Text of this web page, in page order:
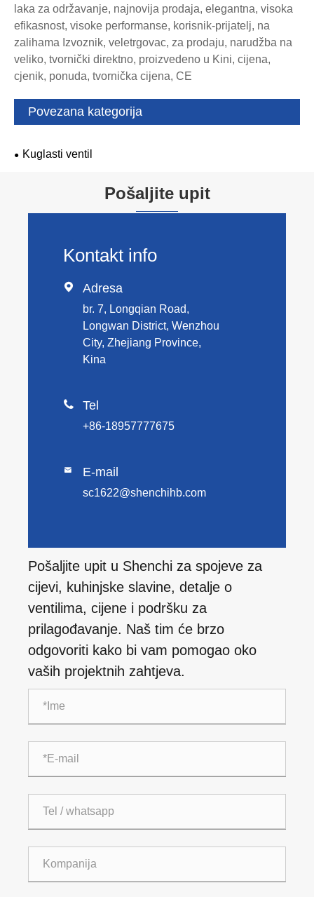
laka za održavanje, najnovija prodaja, elegantna, visoka
efikasnost, visoke performanse, korisnik-prijatelj, na
zalihama Izvoznik, veletrgovac, za prodaju, narudžba na
veliko, tvornički direktno, proizvedeno u Kini, cijena,
cjenik, ponuda, tvornička cijena, CE
Povezana kategorija
Kuglasti ventil
Pošaljite upit
Kontakt info
 Adresa
br. 7, Longqian Road,
Longwan District, Wenzhou
City, Zhejiang Province,
Kina
 Tel
+86-18957777675
 E-mail
sc1622@shenchihb.com
Pošaljite upit u Shenchi za spojeve za
cijevi, kuhinjske slavine, detalje o
ventilima, cijene i podršku za
prilagođavanje. Naš tim će brzo
odgovoriti kako bi vam pomogao oko
vaših projektnih zahtjeva.